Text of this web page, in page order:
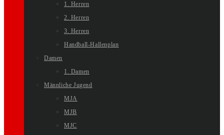
1. Herren
2. Herren
3. Herren
Handball-Hallenplan
Damen
1. Damen
Männliche Jugend
MJA
MJB
MJC